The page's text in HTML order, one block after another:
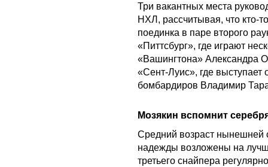
Три вакантных места
НХЛ, рассчитывая, что кто-
поединка в паре второго
«Питтсбург», где играют
«Вашингтона» Александра
«Сент-Луис», где выступает
бомбардиров Владимир
Мозякин вспомнит
Средний возраст нынешней
надежды возложены на
третьего снайпера